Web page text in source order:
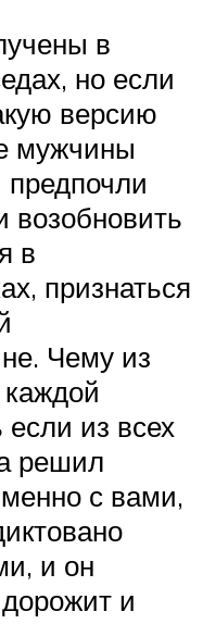
в
но если
версию
мужчины
возобновить
в
признаться
Чему из
каждой
из всех
решил
с вами,
и он
и